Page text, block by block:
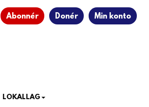
Abonnér Donér Min konto
LOKALLAG